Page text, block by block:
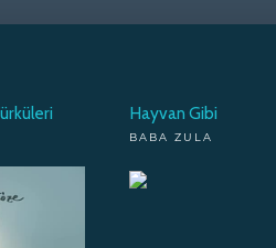
Hayvan Gibi
BABA ZULA